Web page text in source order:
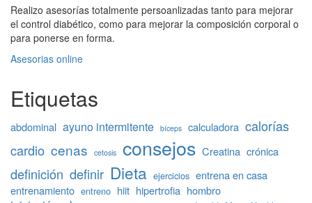
Realizo asesorías totalmente persoanlizadas tanto para mejorar
el control diabético, como para mejorar la composición corporal o
para ponerse en forma.
Asesorias online
Etiquetas
abdominal ayuno intermitente bíceps calculadora calorías
cardio cenas cetosis consejos Creatina crónica
definición definir Dieta ejercicios entrena en casa
entrenamiento entreno hiit hipertrofia hombro